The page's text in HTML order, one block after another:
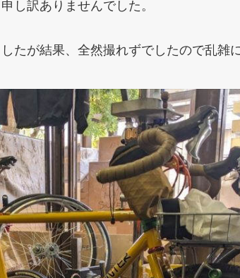
し訳ありませんでした。
たが結果、全然撮れずでしたので乱雑